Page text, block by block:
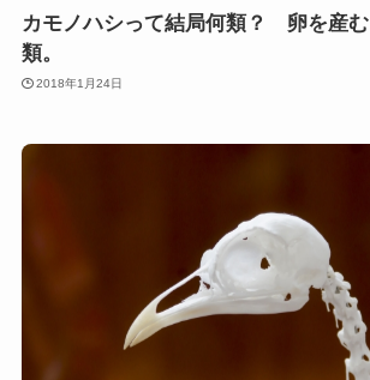
カモノハシって結局何類？ 卵を産
類。
2018年1月24日